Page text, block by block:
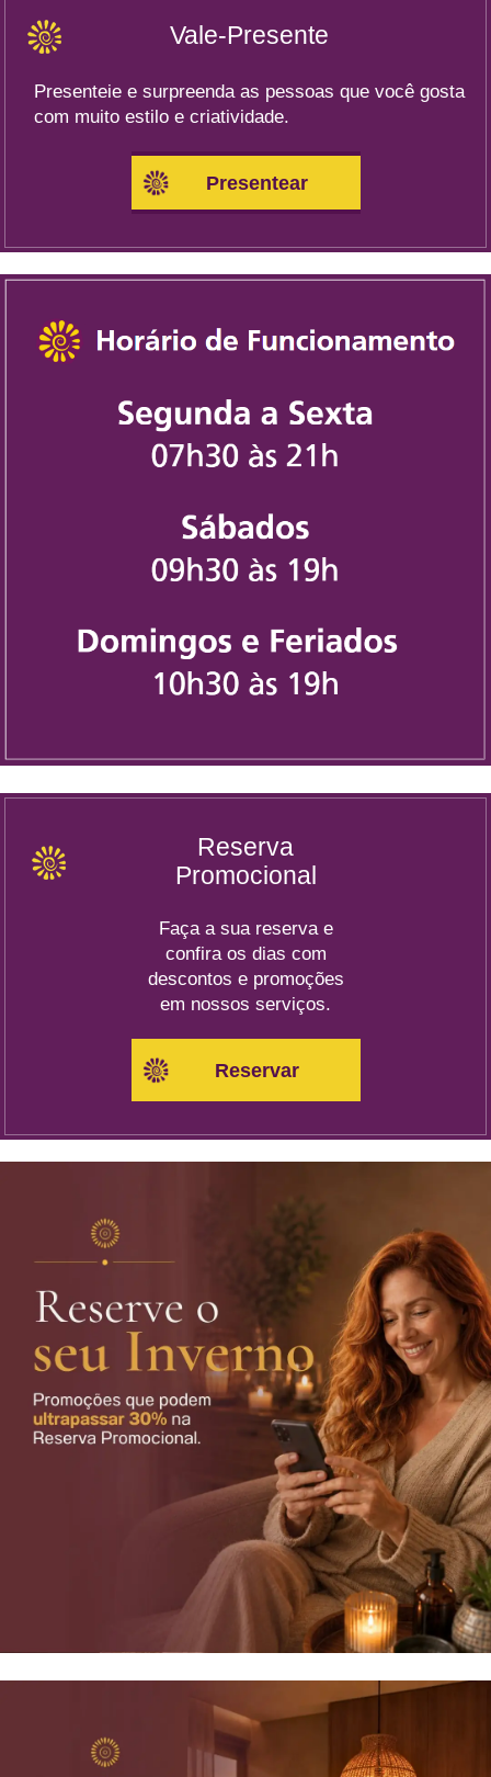
Vale-Presente
Presenteie e surpreenda as pessoas que você gosta
com muito estilo e criatividade.
Presentear
Reserva
Promocional
Faça a sua reserva e
confira os dias com
descontos e promoções
em nossos serviços.
Reservar